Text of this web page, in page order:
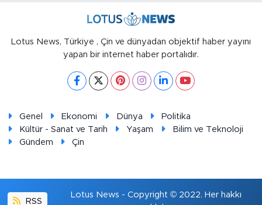
Lotus News, Türkiye , Çin ve dünyadan objektif haber yayını
yapan bir internet haber portalıdır.
Genel Ekonomi Dünya
Politika
Kültür - Sanat ve Tarih
Yaşam
Bilim ve Teknoloji
Gündem
Çin
RSS
Lotus News - Copyright © 2022. Her hakkı